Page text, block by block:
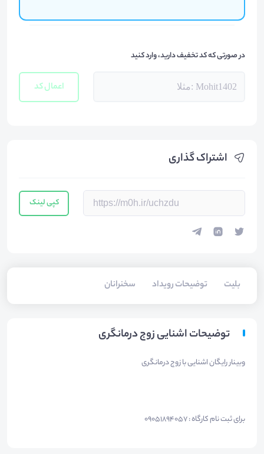
اشتراک گذاری
کپی لینک
بلیت‌ توضیحات رویداد سخنرانان
در صورتی که کد تخفیف دارید، وارد کنید
اعمال کد
توضیحات اشنایی زوج درمانگری
وبینار رایگان اشنایی با زوج درمانگری
برای ثبت نام کارگاه : 09051894057